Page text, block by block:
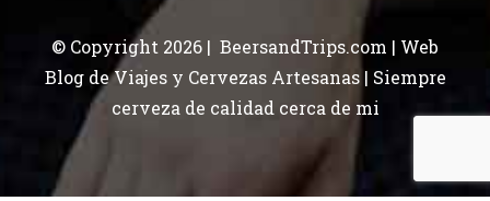
© Copyright 2026 | BeersandTrips.com | Web
Blog de Viajes y Cervezas Artesanas | Siempre
cerveza de calidad cerca de mi